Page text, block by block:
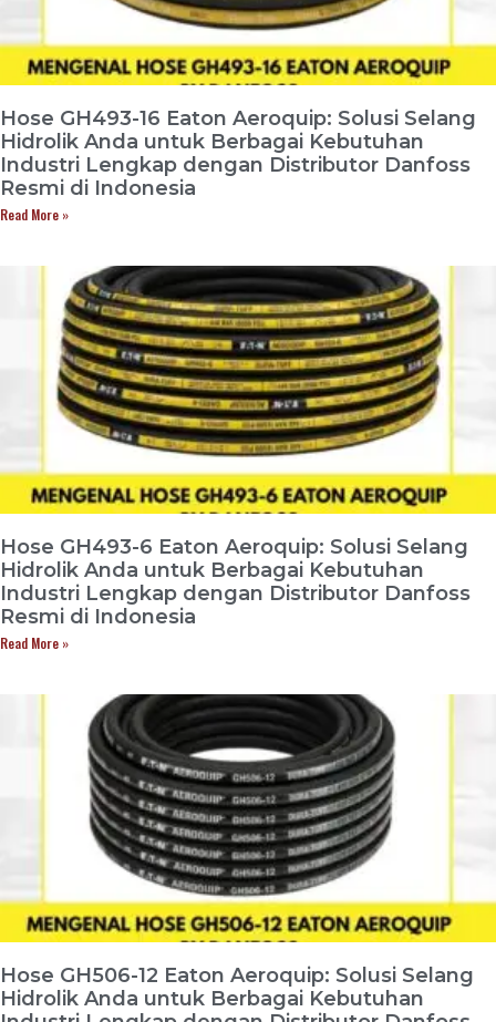
Hose GH493-16 Eaton Aeroquip: Solusi Selang
Hidrolik Anda untuk Berbagai Kebutuhan
Industri Lengkap dengan Distributor Danfoss
Resmi di Indonesia
Read More »
Hose GH493-6 Eaton Aeroquip: Solusi Selang
Hidrolik Anda untuk Berbagai Kebutuhan
Industri Lengkap dengan Distributor Danfoss
Resmi di Indonesia
Read More »
Hose GH506-12 Eaton Aeroquip: Solusi Selang
Hidrolik Anda untuk Berbagai Kebutuhan